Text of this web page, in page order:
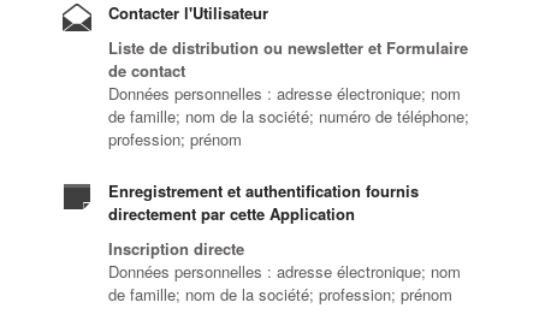
Contacter l'Utilisateur
Liste de distribution ou newsletter et Formulaire
de contact
Données personnelles : adresse électronique; nom
de famille; nom de la société; numéro de téléphone;
profession; prénom
Enregistrement et authentification fournis
directement par cette Application
Inscription directe
Données personnelles : adresse électronique; nom
de famille; nom de la société; profession; prénom